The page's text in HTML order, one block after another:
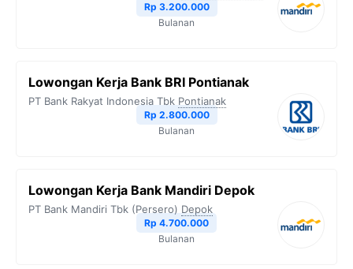
Rp 3.200.000
Bulanan
Lowongan Kerja Bank BRI Pontianak
PT Bank Rakyat Indonesia Tbk Pontianak
Rp 2.800.000
Bulanan
Lowongan Kerja Bank Mandiri Depok
PT Bank Mandiri Tbk (Persero) Depok
Rp 4.700.000
Bulanan